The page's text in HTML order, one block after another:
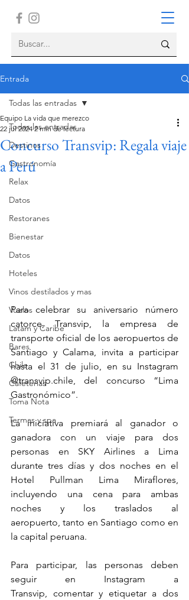
Entrada
Todas las entradas
Destinos
Gastronomía
Relax
Datos
Restoranes
Bienestar
Datos
Hoteles
Vinos destilados y mas
Vuelos
Latam y Caribe
Bares
Chile
Cafeterias
Toma Nota
Termas y spa
Todas las entradas
Concurso Transvip: Regala viaje
a Perú
Equipo La vida que merezco
22 jul 2024 2 min de lectura
Para celebrar su aniversario número
catorce, Transvip, la empresa de
transporte oficial de los aeropuertos de
Santiago y Calama, invita a participar
hasta el 31 de julio, en su Instagram
@transvip.chile, del concurso “Lima
Gastronómico”.
La iniciativa premiará al ganador o
ganadora con un viaje para dos
personas en SKY Airlines a Lima
durante tres días y dos noches en el
Hotel Pullman Lima Miraflores,
incluyendo una cena para ambas
noches y los traslados al
aeropuerto, tanto en Santiago como en
la capital peruana.
Para participar, las personas deben
seguir en Instagram a
Transvip, comentar y etiquetar a dos